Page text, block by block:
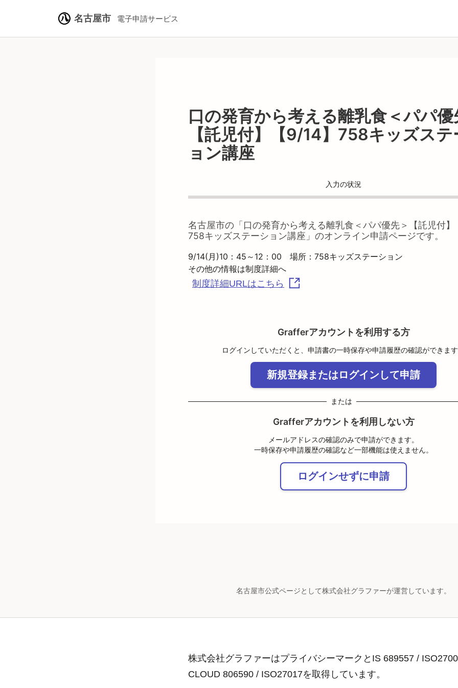
名古屋市 電子申請サービス
口の発育から考える離乳食＜パパ優
【託児付】【9/14】758キッズステ
ョン講座
入力の状況
名古屋市の「 口の発育から考える離乳食＜パパ優先＞【託児付
758キッズステーション講座 」のオンライン申請ページです。
9/14(月)10：45～12：00　場所：758キッズステーション
制度詳細URLはこちら
Grafferアカウントを利用する方
ログインしていただくと、申請書の一時保存や申請履歴の確認ができま
新規登録またはログインして申請
または
Grafferアカウントを利用しない方
メールアドレスの確認のみで申請ができます。
一時保存や申請履歴の確認など一部機能は使えません。
ログインせずに申請
名古屋市公式ページとして株式会社グラファーが運営しています。
株式会社グラファーはプライバシーマークとIS 689557 /
CLOUD 806590 / ISO27017を取得しています。